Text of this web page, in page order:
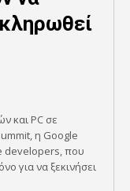
και PC σε
η Google
developers, που
για να ξεκινήσει